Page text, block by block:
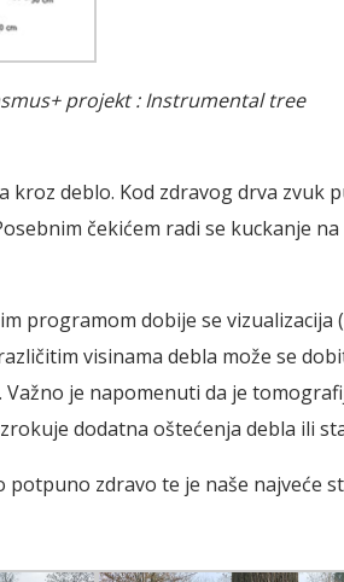
projekt : Instrumental tree
deblo. Kod zdravog drva zvuk
čekićem radi se kuckanje na
programom dobije se vizualizacija
visinama debla može se
je napomenuti da je
dodatna oštećenja debla ili
zdravo te je naše najveće